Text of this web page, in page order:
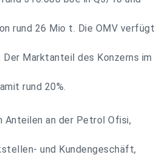
rund 26 Mio t. Die OMV verfügt
Marktanteil des Konzerns im
rund 20%.
Anteilen an der Petrol Ofisi,
und Kundengeschäft,